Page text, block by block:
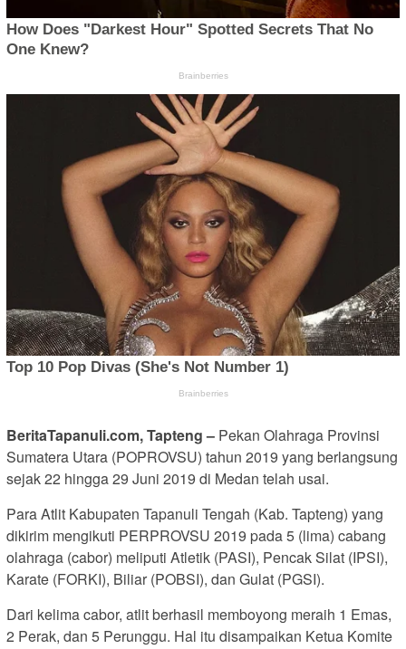
BeritaTapanuli.com, Tapteng – Pekan Olahraga Provinsi
Sumatera Utara (POPROVSU) tahun 2019 yang berlangsung
sejak 22 hingga 29 Juni 2019 di Medan telah usai.
Para Atlit Kabupaten Tapanuli Tengah (Kab. Tapteng) yang
dikirim mengikuti PERPROVSU 2019 pada 5 (lima) cabang
olahraga (cabor) meliputi Atletik (PASI), Pencak Silat (IPSI),
Karate (FORKI), Biliar (POBSI), dan Gulat (PGSI).
Dari kelima cabor, atlit berhasil memboyong meraih 1 Emas,
2 Perak, dan 5 Perunggu. Hal itu disampaikan Ketua Komite